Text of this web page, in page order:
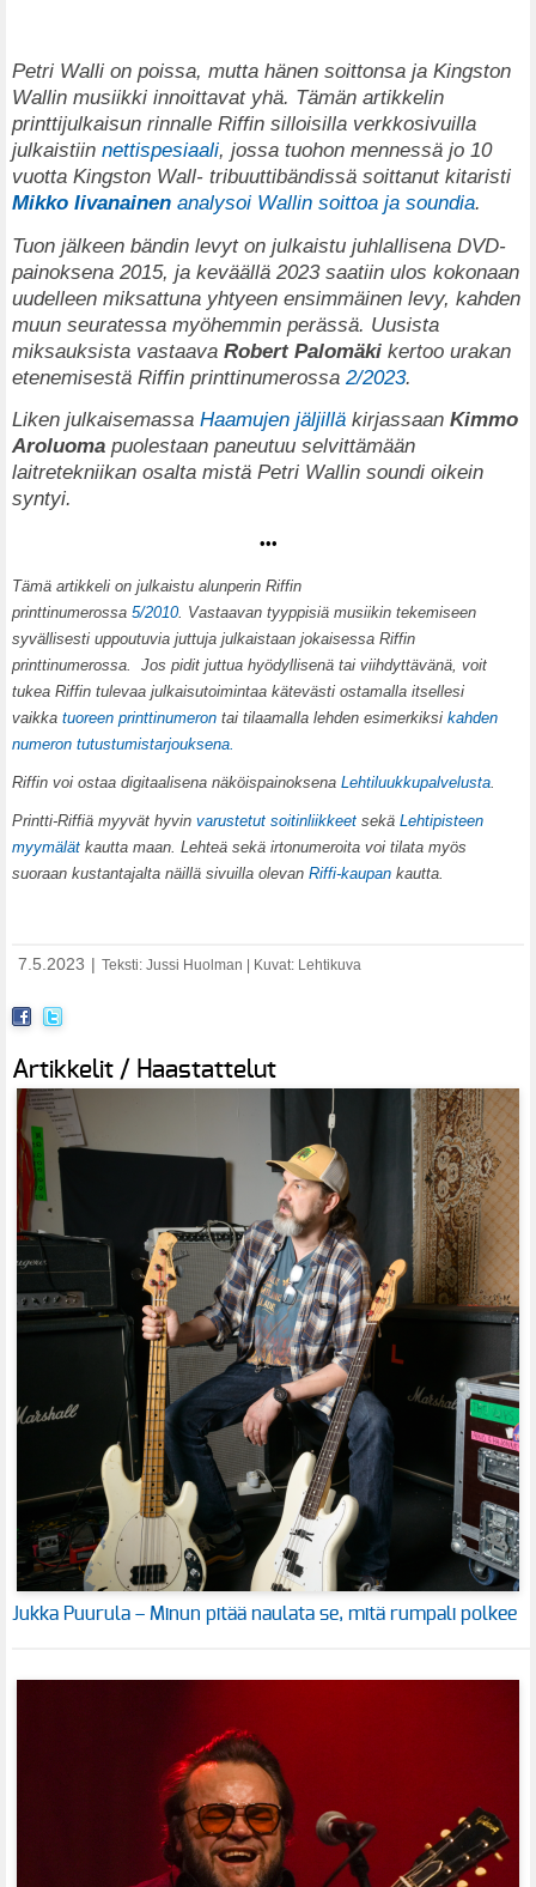
Petri Walli on poissa, mutta hänen soittonsa ja Kingston
Wallin musiikki innoittavat yhä. Tämän artikkelin
printtijulkaisun rinnalle Riffin silloisilla verkkosivuilla
julkaistiin nettispesiaali, jossa tuohon mennessä jo 10
vuotta Kingston Wall- tribuuttibändissä soittanut kitaristi
Mikko Iivanainen analysoi Wallin soittoa ja soundia.
Tuon jälkeen bändin levyt on julkaistu juhlallisena DVD-
painoksena 2015, ja keväällä 2023 saatiin ulos kokonaan
uudelleen miksattuna yhtyeen ensimmäinen levy, kahden
muun seuratessa myöhemmin perässä. Uusista
miksauksista vastaava Robert Palomäki kertoo urakan
etenemisestä Riffin printtinumerossa 2/2023.
Liken julkaisemassa Haamujen jäljillä kirjassaan Kimmo
Aroluoma puolestaan paneutuu selvittämään
laitretekniikan osalta mistä Petri Wallin soundi oikein
syntyi.
•••
Tämä artikkeli on julkaistu alunperin Riffin
printtinumerossa 5/2010. Vastaavan tyyppisiä musiikin tekemiseen
syvällisesti uppoutuvia juttuja julkaistaan jokaisessa Riffin
printtinumerossa. Jos pidit juttua hyödyllisenä tai viihdyttävänä, voit
tukea Riffin tulevaa julkaisutoimintaa kätevästi ostamalla itsellesi
vaikka tuoreen printtinumeron tai tilaamalla lehden esimerkiksi kahden
numeron tutustumistarjouksena.
Riffin voi ostaa digitaalisena näköispainoksena Lehtiluukkupalvelusta.
Printti-Riffiä myyvät hyvin varustetut soitinliikkeet sekä Lehtipisteen
myymälät kautta maan. Lehteä sekä irtonumeroita voi tilata myös
suoraan kustantajalta näillä sivuilla olevan Riffi-kaupan kautta.
7.5.2023 | Teksti: Jussi Huolman | Kuvat: Lehtikuva
Artikkelit / Haastattelut
Jukka Puurula – Minun pitää naulata se, mitä rumpali polkee